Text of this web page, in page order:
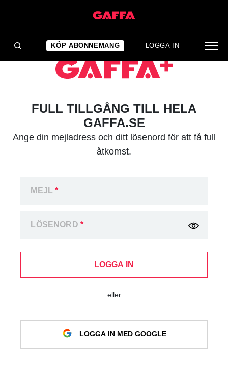
KÖP ABONNEMANG LOGGA IN
FULL TILLGÅNG TILL HELA
GAFFA.SE
Ange din mejladress och ditt lösenord för att få full
åtkomst.
MEJL*
LÖSENORD *
LOGGA IN
eller
LOGGA IN MED GOOGLE